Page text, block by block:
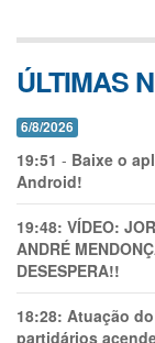
ÚLTIMAS
6/8/2026
19:51 - Baixe o
Android!
19:48: VÍDEO:
ANDRÉ
DESESPERA!!
18:28: Atuação
partidários